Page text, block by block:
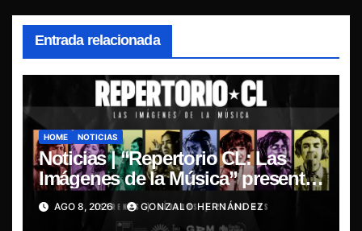
Entrada relacionada
HOME NOTICIAS
Noticias | “Repertorio CL: Las
Imágenes de la Música” presenta
la esencia del nuevo sonido
nacional
AGO 8, 2026 GONZALO HERNÁNDEZ